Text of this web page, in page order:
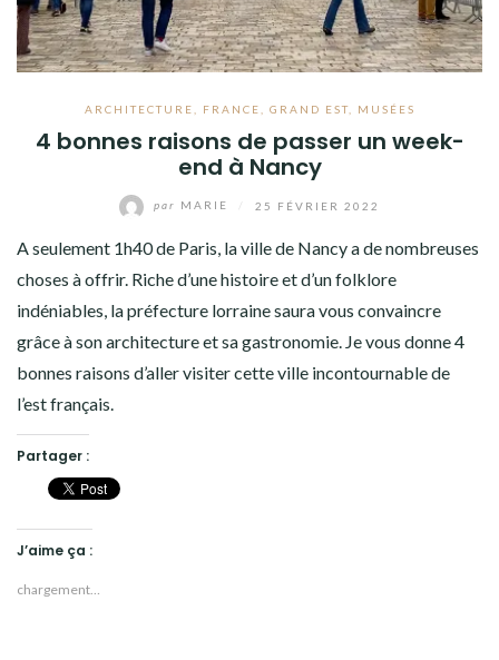
ARCHITECTURE FRANCE GRAND EST, MUSÉES
4 bonnes raisons de passer un week-
end à Nancy
par MARIE 25 FÉVRIER 2022
A seulement 1h40 de Paris, la ville de Nancy a de nombreuses
choses à offrir. Riche d’une histoire et d’un folklore
indéniables, la préfecture lorraine saura vous convaincre
grâce à son architecture et sa gastronomie. Je vous donne 4
bonnes raisons d’aller visiter cette ville incontournable de
l’est français.
Partager :
J’aime ça :
chargement…